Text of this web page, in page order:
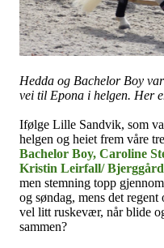
Hedda og Bachelor Boy
vei til Epona i helgen. Her
Ifølge Lille Sandvik, som
helgen og heiet frem våre
Bachelor Boy, Caroline
Kristin Leirfall/
men stemning topp
og søndag, mens det
vel litt ruskevær, når blide
sammen?